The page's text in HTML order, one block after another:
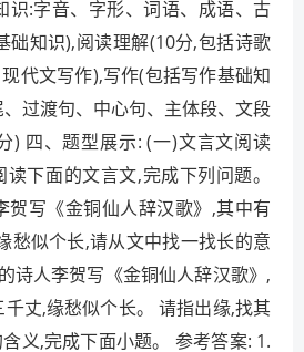
识:字音、字形、词语、成语、古
础知识),阅读理解(10分,包括诗歌
代文写作),写作(包括写作基础知
过渡句、中心句、主体段、文段
) 四、题型展示: (一)文言文阅读
下面的文言文,完成下列问题。
贺写《金铜仙人辞汉歌》,其中有
愁似个长,请从文中找一找长的意
诗人李贺写《金铜仙人辞汉歌》,
丈,缘愁似个长。 请指出缘,找其
义,完成下面小题。 参考答案: 1.